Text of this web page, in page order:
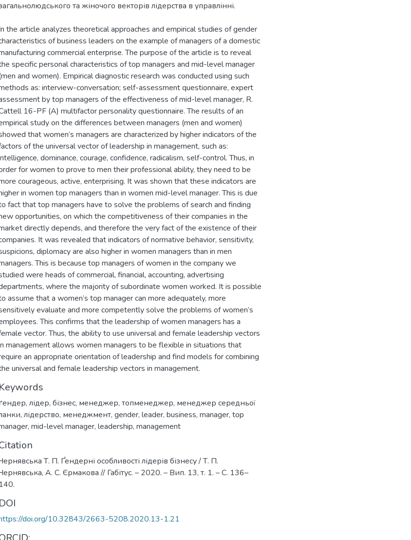
the article analyzes theoretical approaches and empirical studies of gender
of business leaders on the example of managers of a domestic
commercial enterprise. The purpose of the article is to reveal
specific personal characteristics of top managers and mid-level manager
and women). Empirical diagnostic research was conducted using such
as: interview-conversation; self-assessment questionnaire, expert
by top managers of the effectiveness of mid-level manager, R.
16-PF (A) multifactor personality questionnaire. The results of an
study on the differences between managers (men and women)
that women’s managers are characterized by higher indicators of the
of the universal vector of leadership in management, such as:
dominance, courage, confidence, radicalism, self-control. Thus, in
for women to prove to men their professional ability, they need to be
courageous, active, enterprising. It was shown that these indicators are
in women top managers than in women mid-level manager. This is due
fact that top managers have to solve the problems of search and finding
opportunities, on which the competitiveness of their companies in the
directly depends, and therefore the very fact of the existence of their
It was revealed that indicators of normative behavior, sensitivity,
diplomacy are also higher in women managers than in men
This is because top managers of women in the company we
were heads of commercial, financial, accounting, advertising
where the majority of subordinate women worked. It is possible
assume that a women’s top manager can more adequately, more
evaluate and more competently solve the problems of women’s
This confirms that the leadership of women managers has a
vector. Thus, the ability to use universal and female leadership vectors
management allows women managers to be flexible in situations that
an appropriate orientation of leadership and find models for combining
universal and female leadership vectors in management.
Keywords
, лідер, бізнес, менеджер, топменеджер, менеджер середньої
, лідерство, менеджмент, gender, leader, business, manager, top
, mid-level manager, leadership, management
Т. П. Ґендерні особливості лідерів бізнесу / Т. П.
А. С. Єрмакова // Габітус. – 2020. – Вип. 13, т. 1. – С. 136–
140.
DOI
doi.org/10.32843/2663-5208.2020.13-1.21